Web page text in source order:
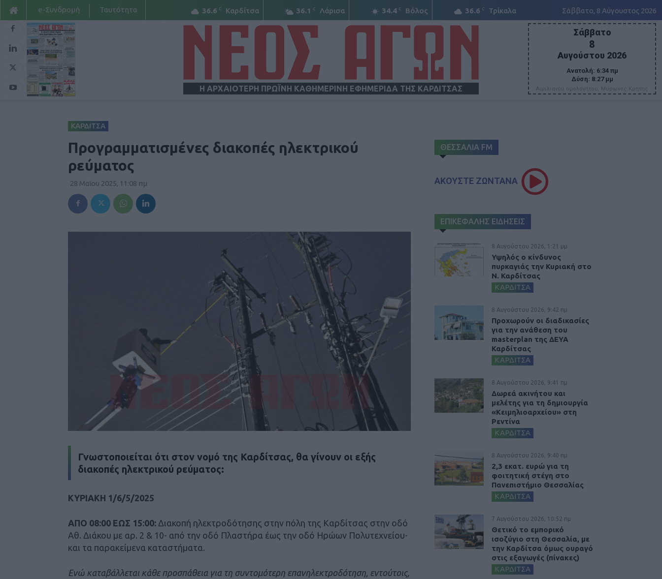
36.6 C Καρδίτσα 36.1 C Λάρισα 34.4 C Βόλος 36.6 C Τρίκαλα Σάββατο, 8 Αύγουστος 2026
e-Συνδρομή Ταυτότητα
Η ΑΡΧΑΙΟΤΕΡΗ ΠΡΩΪΝΗ ΚΑΘΗΜΕΡΙΝΗ ΕΦΗΜΕΡΙΔΑ ΤΗΣ ΚΑΡΔΙΤΣΑΣ
Σάββατο
8
Αυγούστου 2026
Ανατολή: 6:34 πμ
Δύση: 8:27 μμ
Αιμιλιανού ομολογήτου, Μύρωνος Κρήτης
ΚΑΡΔΙΤΣΑ
Προγραμματισμένες διακοπές ηλεκτρικού
ρεύματος
28 Μαΐου 2025, 11:08 πμ
Γνωστοποιείται ότι στον νομό της Καρδίτσας, θα γίνουν οι εξής
διακοπές ηλεκτρικού ρεύματος:
ΚΥΡΙΑΚΗ 1/6/5/2025
ΑΠΟ 08:00 ΕΩΣ 15:00: Διακοπή ηλεκτροδότησης στην πόλη της Καρδίτσας στην οδό
Αθ. Διάκου με αρ. 2 & 10- από την οδό Πλαστήρα έως την οδό Ηρώων Πολυτεχνείου-
και τα παρακείμενα καταστήματα.
Ενώ καταβάλλεται κάθε προσπάθεια για τη συντομότερη επανηλεκτροδότηση, εντούτοις,
ΘΕΣΣΑΛΙΑ FM
ΑΚΟΥΣΤΕ ΖΩΝΤΑΝΑ
ΕΠΙΚΕΦΑΛΗΣ ΕΙΔΗΣΕΙΣ
8 Αυγούστου 2026, 1:21 μμ
Υψηλός ο κίνδυνος
πυρκαγιάς την Κυριακή στο
Ν. Καρδίτσας
ΚΑΡΔΙΤΣΑ
8 Αυγούστου 2026, 9:42 πμ
Προχωρούν οι διαδικασίες
για την ανάθεση του
masterplan της ΔΕΥΑ
Καρδίτσας
ΚΑΡΔΙΤΣΑ
8 Αυγούστου 2026, 9:41 πμ
Δωρεά ακινήτου και
μελέτης για τη δημιουργία
«Κειμηλιοαρχείου» στη
Ρεντίνα
ΚΑΡΔΙΤΣΑ
8 Αυγούστου 2026, 9:40 πμ
2,3 εκατ. ευρώ για τη
φοιτητική στέγη στο
Πανεπιστήμιο Θεσσαλίας
ΚΑΡΔΙΤΣΑ
7 Αυγούστου 2026, 10:52 πμ
Θετικό το εμπορικό
ισοζύγιο στη Θεσσαλία, με
την Καρδίτσα όμως ουραγό
στις εξαγωγές (πίνακες)
ΚΑΡΔΙΤΣΑ